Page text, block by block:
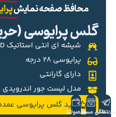
محافظ صفحه نمایش
گلس پرایوسی
شیشه ای انتی استاتیک ESD
پرایوسی ۲۸ درجه
دارای گارانتی
مدل لیست جور اندرویدی
خرید گلس پرایوسی
تلگرام
تماس مستقیم
محصولات